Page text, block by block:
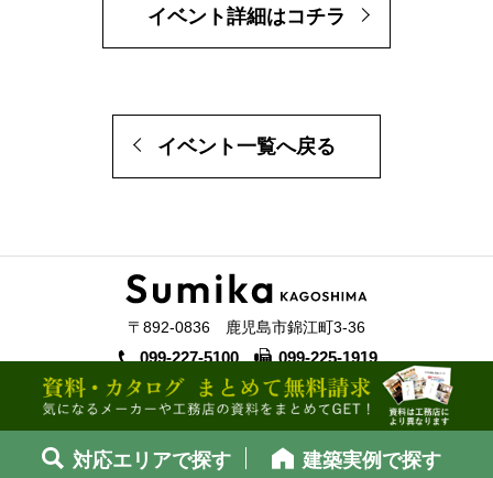
イベント詳細はコチラ
イベント一覧へ戻る
対応エリアで探す 建築実例で探す
〒892-0836 鹿児島市錦江町3-36
099-227-5100 099-225-1919
©2025 The Kagoshima Kensetsu Shinbun.